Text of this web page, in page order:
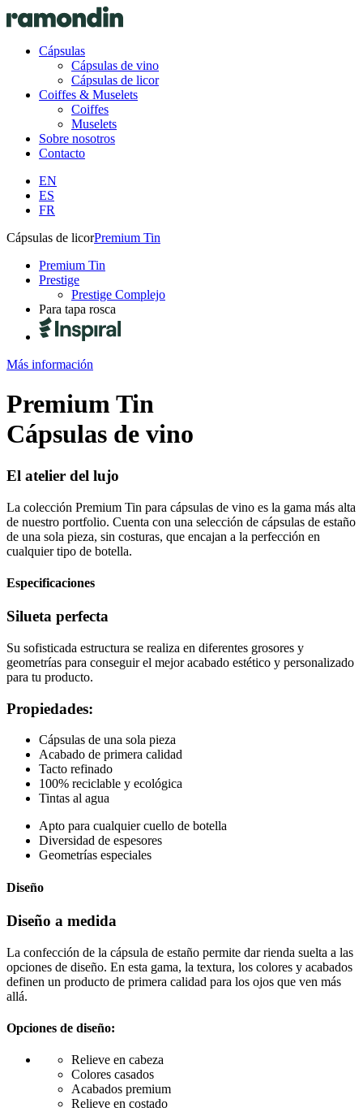
Cápsulas
Cápsulas de vino
Cápsulas de licor
Coiffes & Muselets
Coiffes
Muselets
Sobre nosotros
Contacto
EN
ES
FR
Cápsulas de licorPremium Tin
Premium Tin
Prestige
Prestige Complejo
Para tapa rosca
Más información
Premium Tin
Cápsulas de vino
El atelier del lujo
La colección Premium Tin para cápsulas de vino es la gama más alta
de nuestro portfolio. Cuenta con una selección de cápsulas de estaño
de una sola pieza, sin costuras, que encajan a la perfección en
cualquier tipo de botella.
Especificaciones
Silueta perfecta
Su sofisticada estructura se realiza en diferentes grosores y
geometrías para conseguir el mejor acabado estético y personalizado
para tu producto.
Propiedades:
Cápsulas de una sola pieza
Acabado de primera calidad
Tacto refinado
100% reciclable y ecológica
Tintas al agua
Apto para cualquier cuello de botella
Diversidad de espesores
Geometrías especiales
Diseño
Diseño a medida
La confección de la cápsula de estaño permite dar rienda suelta a las
opciones de diseño. En esta gama, la textura, los colores y acabados
definen un producto de primera calidad para los ojos que ven más
allá.
Opciones de diseño:
Relieve en cabeza
Colores casados
Acabados premium
Relieve en costado